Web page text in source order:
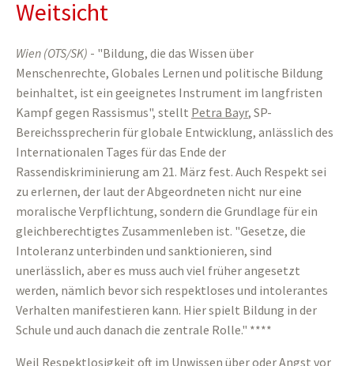
Weitsicht
Wien (OTS/SK) - "Bildung, die das Wissen über
Menschenrechte, Globales Lernen und politische Bildung
beinhaltet, ist ein geeignetes Instrument im langfristen
Kampf gegen Rassismus", stellt Petra Bayr, SP-
Bereichssprecherin für globale Entwicklung, anlässlich des
Internationalen Tages für das Ende der
Rassendiskriminierung am 21. März fest. Auch Respekt sei
zu erlernen, der laut der Abgeordneten nicht nur eine
moralische Verpflichtung, sondern die Grundlage für ein
gleichberechtigtes Zusammenleben ist. "Gesetze, die
Intoleranz unterbinden und sanktionieren, sind
unerlässlich, aber es muss auch viel früher angesetzt
werden, nämlich bevor sich respektloses und intolerantes
Verhalten manifestieren kann. Hier spielt Bildung in der
Schule und auch danach die zentrale Rolle." ****
Weil Respektlosigkeit oft im Unwissen über oder Angst vor